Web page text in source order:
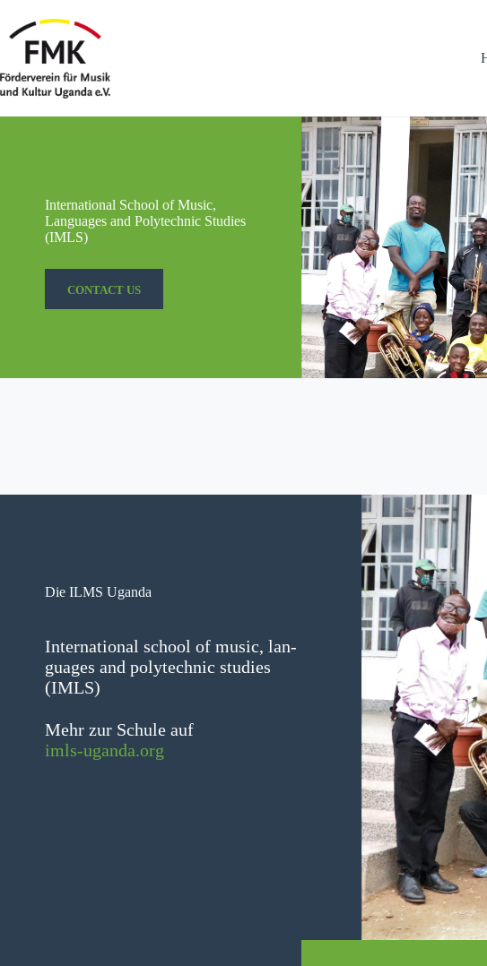
Inhalt
springen
International School of Music,
Languages and Polytechnic Studies
(IMLS)
CON­TACT US
Die ILMS Uganda
Inter­na­tion­al school of music, lan­
guages and poly­tech­nic stud­ies
(IMLS)
Mehr zur Schule auf
imls-uganda.org